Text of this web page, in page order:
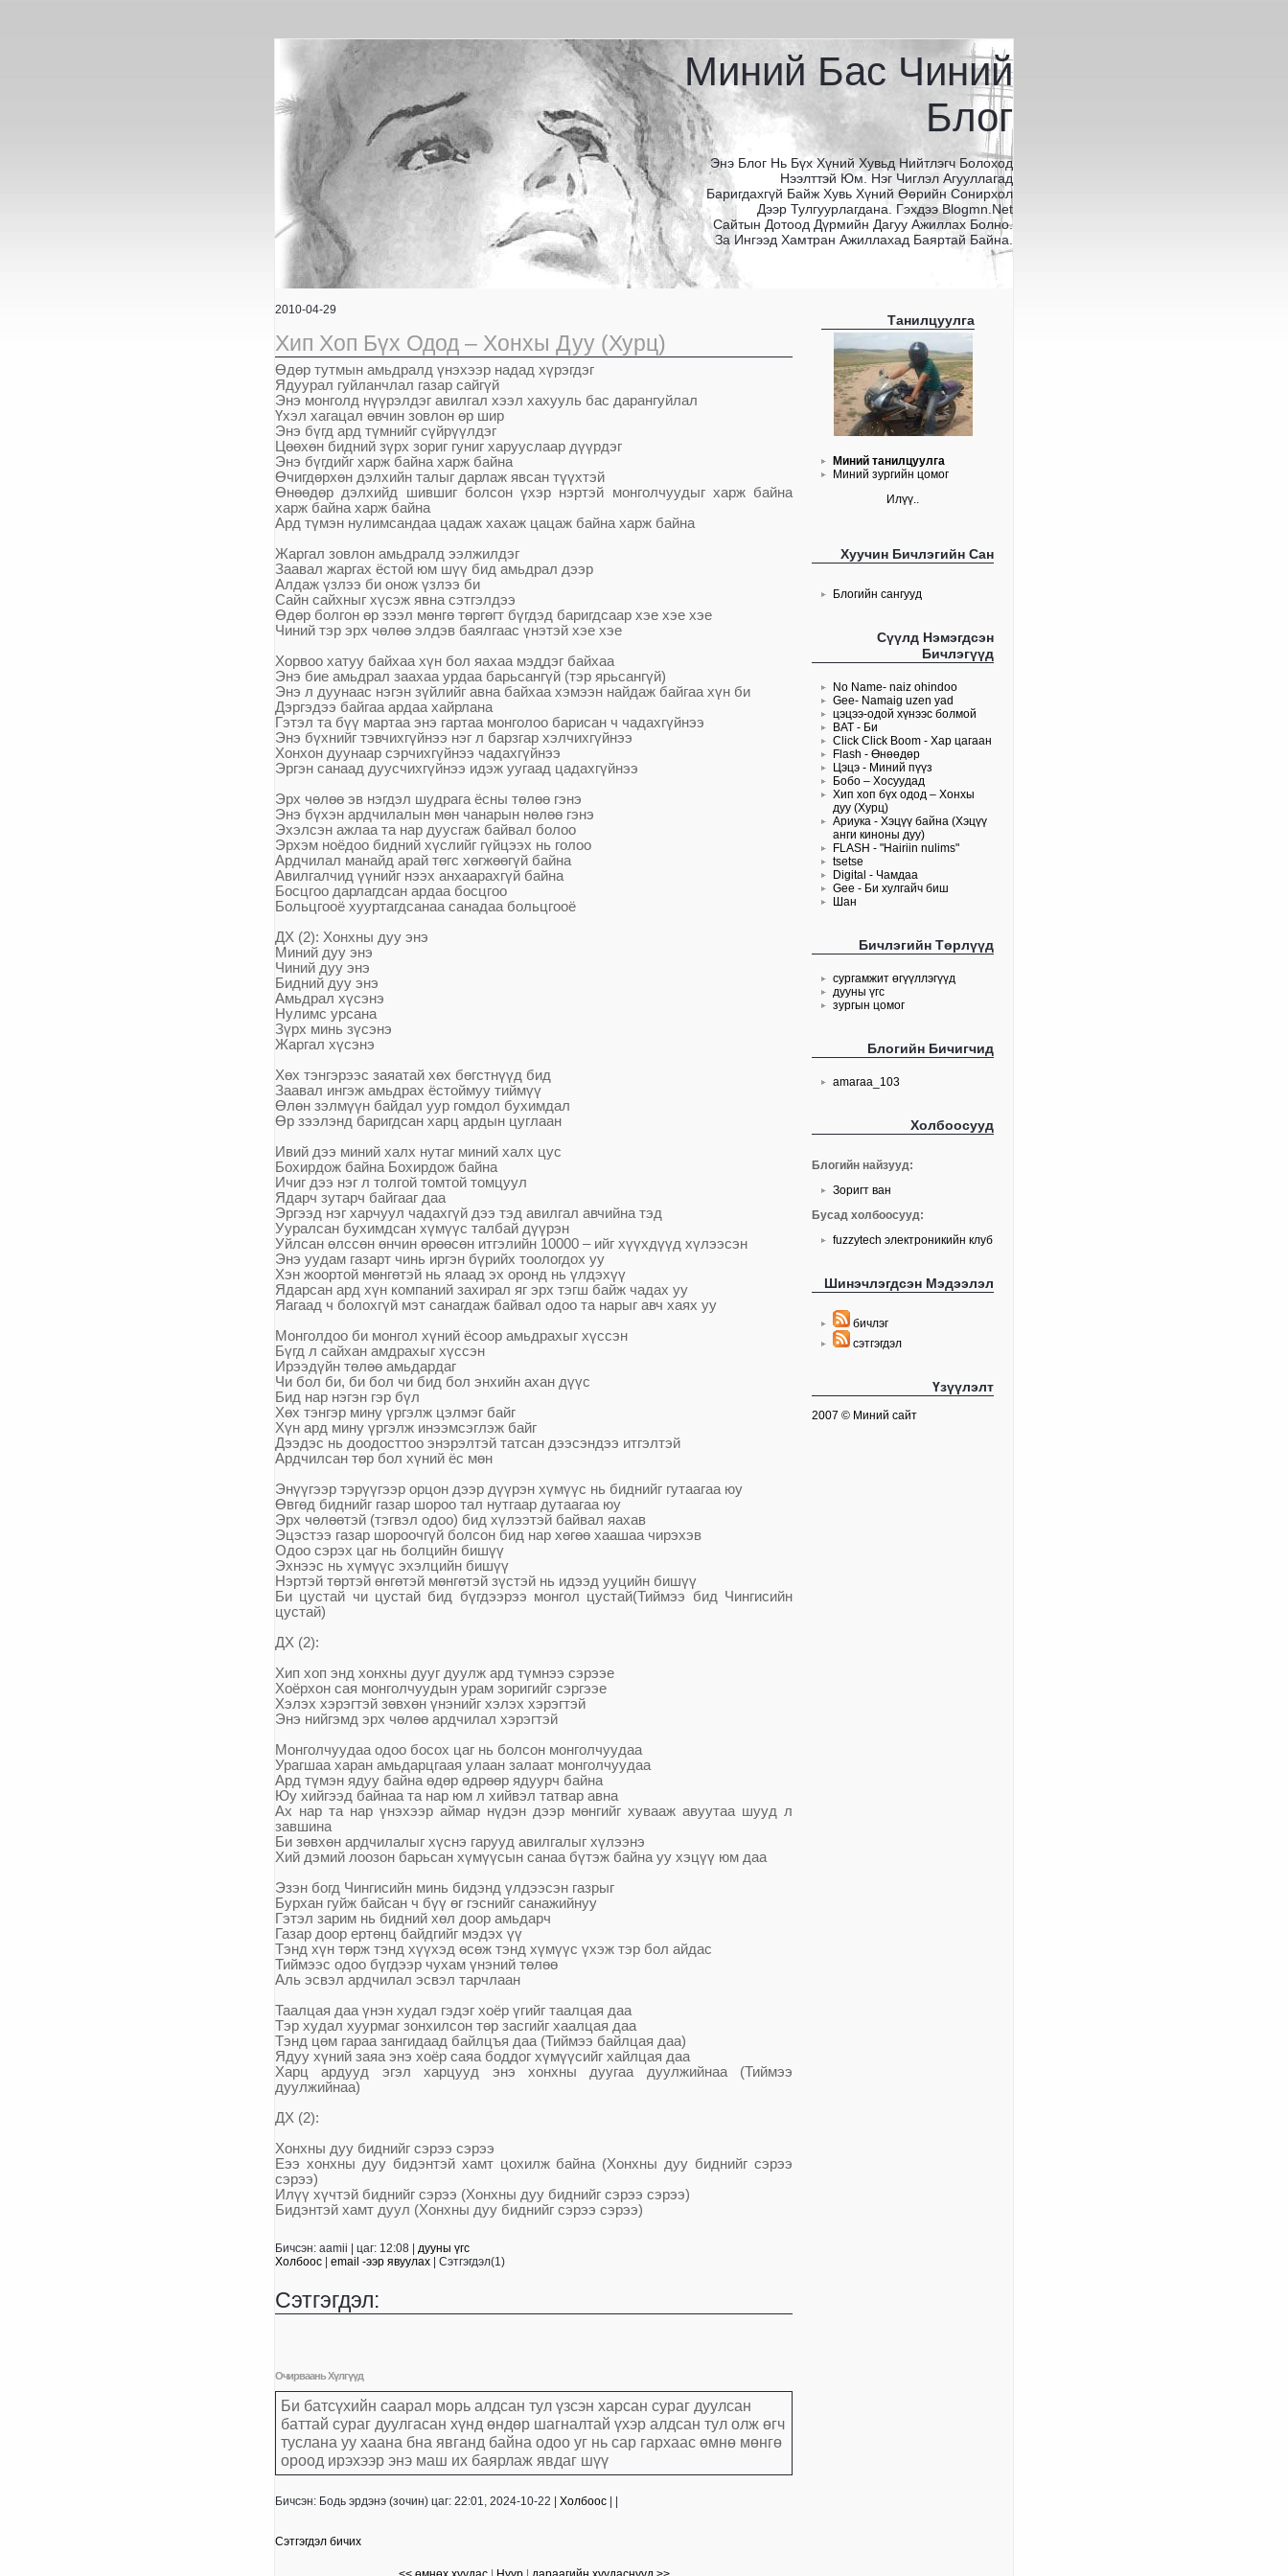
Миний Бас Чиний
Блог
Энэ Блог Нь Бүх Хүний Хувьд Нийтлэгч Болоход
Нээлттэй Юм. Нэг Чиглэл Агууллагад
Баригдахгүй Байж Хувь Хүний Өөрийн Сонирхол
Дээр Тулгуурлагдана. Гэхдээ Blogmn.net
Сайтын Дотоод Дүрмийн Дагуу Ажиллах Болно.
За Ингээд Хамтран Ажиллахад Баяртай Байна.
Танилцуулга
Миний танилцуулга
Миний зургийн цомог
Илүү..
Хуучин Бичлэгийн Сан
Блогийн сангууд
Сүүлд Нэмэгдсэн
Бичлэгүүд
No Name- naiz ohindoo
Gee- Namaig uzen yad
цэцээ-одой хүнээс болмой
BAT - Би
Click Click Boom - Хар цагаан
Flash - Өнөөдөр
Цэцэ - Миний пүүз
Бобо – Хосуудад
Хип хоп бүх одод – Хонхы
дуу (Хурц)
Ариука - Хэцүү байна (Хэцүү
анги киноны дуу)
FLASH - "Hairiin nulims"
tsetse
Digital - Чамдаа
Gee - Би хулгайч биш
Шан
Бичлэгийн Төрлүүд
сургамжит өгүүллэгүүд
дууны үгс
зургын цомог
Блогийн Бичигчид
amaraa_103
Холбоосууд
Блогийн найзууд:
Зоригт ван
Бусад холбоосууд:
fuzzytech электроникийн клуб
Шинэчлэгдсэн Мэдээлэл
бичлэг
сэтгэгдэл
Үзүүлэлт
2007 © Миний сайт
2010-04-29
Хип Хоп Бүх Одод – Хонхы Дуу (Хурц)
Өдөр тутмын амьдралд үнэхээр надад хүрэгдэг
Ядуурал гуйланчлал газар сайгүй
Энэ монголд нүүрэлдэг авилгал хээл хахууль бас дарангуйлал
Үхэл хагацал өвчин зовлон өр шир
Энэ бүгд ард түмнийг сүйрүүлдэг
Цөөхөн бидний зүрх зориг гуниг харууслаар дүүрдэг
Энэ бүгдийг харж байна харж байна
Өчигдөрхөн дэлхийн талыг дарлаж явсан түүхтэй
Өнөөдөр дэлхийд шившиг болсон үхэр нэртэй монголчуудыг харж байна
харж байна харж байна
Ард түмэн нулимсандаа цадаж хахаж цацаж байна харж байна
Жаргал зовлон амьдралд ээлжилдэг
Заавал жаргах ёстой юм шүү бид амьдрал дээр
Алдаж үзлээ би онож үзлээ би
Сайн сайхныг хүсэж явна сэтгэлдээ
Өдөр болгон өр зээл мөнгө төргөгт бүгдэд баригдсаар хэе хэе хэе
Чиний тэр эрх чөлөө элдэв баялгаас үнэтэй хэе хэе
Хорвоо хатуу байхаа хүн бол яахаа мэддэг байхаа
Энэ бие амьдрал заахаа урдаа барьсангүй (тэр ярьсангүй)
Энэ л дуунаас нэгэн зүйлийг авна байхаа хэмээн найдаж байгаа хүн би
Дэргэдээ байгаа ардаа хайрлана
Гэтэл та бүү мартаа энэ гартаа монголоо барисан ч чадахгүйнээ
Энэ бүхнийг тэвчихгүйнээ нэг л барзгар хэлчихгүйнээ
Хонхон дуунаар сэрчихгүйнээ чадахгүйнээ
Эргэн санаад дуусчихгүйнээ идэж уугаад цадахгүйнээ
Эрх чөлөө эв нэгдэл шудрага ёсны төлөө гэнэ
Энэ бүхэн ардчилалын мөн чанарын нөлөө гэнэ
Эхэлсэн ажлаа та нар дуусгаж байвал болоо
Эрхэм ноёдоо бидний хүслийг гүйцээх нь голоо
Ардчилал манайд арай төгс хөгжөөгүй байна
Авилгалчид үүнийг нээх анхаарахгүй байна
Босцгоо дарлагдсан ардаа босцгоо
Больцгооё хууртагдсанаа санадаа больцгооё
ДХ (2): Хонхны дуу энэ
Миний дуу энэ
Чиний дуу энэ
Бидний дуу энэ
Амьдрал хүсэнэ
Нулимс урсана
Зүрх минь зүсэнэ
Жаргал хүсэнэ
Хөх тэнгэрээс заяатай хөх бөгстнүүд бид
Заавал ингэж амьдрах ёстоймуу тиймүү
Өлөн зэлмүүн байдал уур гомдол бухимдал
Өр зээлэнд баригдсан харц ардын цуглаан
Ивий дээ миний халх нутаг миний халх цус
Бохирдож байна Бохирдож байна
Ичиг дээ нэг л толгой томтой томцуул
Ядарч зутарч байгааг даа
Эргээд нэг харчуул чадахгүй дээ тэд авилгал авчийна тэд
Ууралсан бухимдсан хүмүүс талбай дүүрэн
Уйлсан өлссөн өнчин өрөөсөн итгэлийн 10000 – ийг хүүхдүүд хүлээсэн
Энэ уудам газарт чинь иргэн бүрийх тоологдох уу
Хэн жоортой мөнгөтэй нь ялаад эх оронд нь үлдэхүү
Ядарсан ард хүн компаний захирал яг эрх тэгш байж чадах уу
Яагаад ч болохгүй мэт санагдаж байвал одоо та нарыг авч хаях уу
Монголдоо би монгол хүний ёсоор амьдрахыг хүссэн
Бүгд л сайхан амдрахыг хүссэн
Ирээдүйн төлөө амьдардаг
Чи бол би, би бол чи бид бол энхийн ахан дүүс
Бид нар нэгэн гэр бүл
Хөх тэнгэр мину үргэлж цэлмэг байг
Хүн ард мину үргэлж инээмсэглэж байг
Дээдэс нь доодосттоо энэрэлтэй татсан дээсэндээ итгэлтэй
Ардчилсан төр бол хүний ёс мөн
Энүүгээр тэрүүгээр орцон дээр дүүрэн хүмүүс нь биднийг гутаагаа юу
Өвгөд биднийг газар шороо тал нутгаар дутаагаа юу
Эрх чөлөөтэй (тэгвэл одоо) бид хүлээтэй байвал яахав
Эцэстээ газар шороочгүй болсон бид нар хөгөө хаашаа чирэхэв
Одоо сэрэх цаг нь болцийн бишүү
Эхнээс нь хүмүүс эхэлцийн бишүү
Нэртэй төртэй өнгөтэй мөнгөтэй зүстэй нь идээд ууцийн бишүү
Би цустай чи цустай бид бүгдээрээ монгол цустай(Тиймээ бид Чингисийн
цустай)
ДХ (2):
Хип хоп энд хонхны дууг дуулж ард түмнээ сэрээе
Хоёрхон сая монголчуудын урам зоригийг сэргээе
Хэлэх хэрэгтэй зөвхөн үнэнийг хэлэх хэрэгтэй
Энэ нийгэмд эрх чөлөө ардчилал хэрэгтэй
Монголчуудаа одоо босох цаг нь болсон монголчуудаа
Урагшаа харан амьдарцгаая улаан залаат монголчуудаа
Ард түмэн ядуу байна өдөр өдрөөр ядуурч байна
Юу хийгээд байнаа та нар юм л хийвэл татвар авна
Ах нар та нар үнэхээр аймар нүдэн дээр мөнгийг хувааж авуутаа шууд л
завшина
Би зөвхөн ардчилалыг хүснэ гарууд авилгалыг хүлээнэ
Хий дэмий лоозон барьсан хүмүүсын санаа бүтэж байна уу хэцүү юм даа
Эзэн богд Чингисийн минь бидэнд үлдээсэн газрыг
Бурхан гуйж байсан ч бүү өг гэснийг санажийнуу
Гэтэл зарим нь бидний хөл доор амьдарч
Газар доор ертөнц байдгийг мэдэх үү
Тэнд хүн төрж тэнд хүүхэд өсөж тэнд хүмүүс үхэж тэр бол айдас
Тиймээс одоо бүгдээр чухам үнэний төлөө
Аль эсвэл ардчилал эсвэл тарчлаан
Таалцая даа үнэн худал гэдэг хоёр үгийг таалцая даа
Тэр худал хуурмаг зонхилсон төр засгийг хаалцая даа
Тэнд цөм гараа зангидаад байлцъя даа (Тиймээ байлцая даа)
Ядуу хүний заяа энэ хоёр саяа боддог хүмүүсийг хайлцая даа
Харц ардууд эгэл харцууд энэ хонхны дуугаа дуулжийнаа (Тиймээ
дуулжийнаа)
ДХ (2):
Хонхны дуу биднийг сэрээ сэрээ
Еээ хонхны дуу бидэнтэй хамт цохилж байна (Хонхны дуу биднийг сэрээ
сэрээ)
Илүү хүчтэй биднийг сэрээ (Хонхны дуу биднийг сэрээ сэрээ)
Бидэнтэй хамт дуул (Хонхны дуу биднийг сэрээ сэрээ)
Бичсэн: aamii | цаг: 12:08 | дууны үгс
Холбоос
email -ээр явуулах Сэтгэгдэл(1)
Сэтгэгдэл:
Очирваань Хүлгүүд
Би батсүхийн саарал морь алдсан тул үзсэн харсан сураг дуулсан
баттай сураг дуулгасан хүнд өндөр шагналтай үхэр алдсан тул олж өгч
туслана уу хаана бна явганд байна одоо уг нь сар гархаас өмнө мөнгө
ороод ирэхээр энэ маш их баярлаж явдаг шүү
Бичсэн: Бодь эрдэнэ (зочин) цаг: 22:01, 2024-10-22 | Холбоос
Сэтгэгдэл бичих